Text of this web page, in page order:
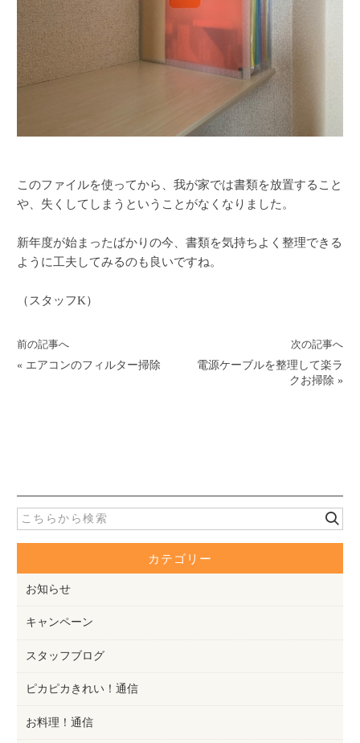
このファイルを使ってから、我が家では書類を放置すること
や、失くしてしまうということがなくなりました。
新年度が始まったばかりの今、書類を気持ちよく整理できる
ように工夫してみるのも良いですね。
（スタッフK）
前の記事へ
« エアコンのフィルター掃除
次の記事へ
電源ケーブルを整理して楽ラ
クお掃除 »
カテゴリー
お知らせ
キャンペーン
スタッフブログ
ピカピカきれい！通信
お料理！通信